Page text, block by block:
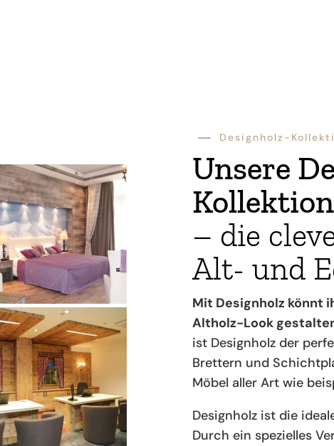
K Designholz-
Unsere
Kollektion
– die
Alt- und
Mit Designholz könnt
Altholz-Look
ist Designholz der
Brettern und
Möbel aller Art wie
Designholz ist die
Durch ein spezielles